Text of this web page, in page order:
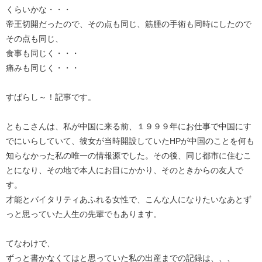
くらいかな・・・
帝王切開だったので、その点も同じ、筋腫の手術も同時にしたので
その点も同じ、
食事も同じく・・・
痛みも同じく・・・
すばらし～！記事です。
ともこさんは、私が中国に来る前、１９９９年にお仕事で中国にす
でにいらしていて、彼女が当時開設していたHPが中国のことを何も
知らなかった私の唯一の情報源でした。その後、同じ都市に住むこ
とになり、その地で本人にお目にかかり、そのときからの友人で
す。
才能とバイタリティあふれる女性で、こんな人になりたいなあとず
っと思っていた人生の先輩でもあります。
てなわけで、
ずっと書かなくてはと思っていた私の出産までの記録は、、、